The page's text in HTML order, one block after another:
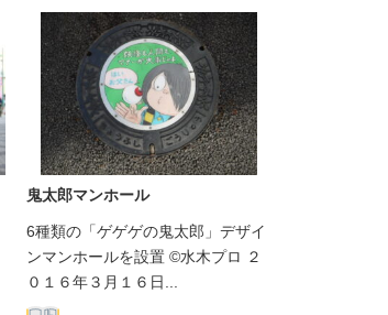
鬼太郎マンホール
6種類の「ゲゲゲの鬼太郎」デザイ
ンマンホールを設置 ©水木プロ ２
０１６年３月１６日...